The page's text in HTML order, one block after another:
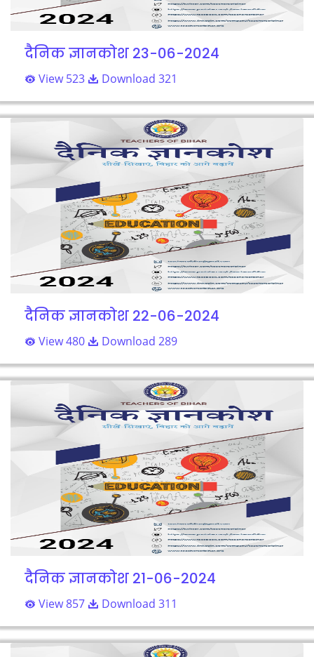
दैनिक ज्ञानकोश 23-06-2024
View 523 Download 321
दैनिक ज्ञानकोश 22-06-2024
View 480 Download 289
दैनिक ज्ञानकोश 21-06-2024
View 857 Download 311